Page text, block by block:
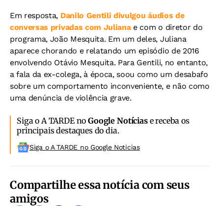
Em resposta, Danilo Gentili divulgou áudios de
conversas privadas com Julianae com o diretor do
programa, João Mesquita. Em um deles, Juliana
aparece chorando e relatando um episódio de 2016
envolvendo Otávio Mesquita. Para Gentili, no entanto,
a fala da ex-colega, à época, soou como um desabafo
sobre um comportamento inconveniente, e não como
uma denúncia de violência grave.
Siga o A TARDE noGoogle Notíciase receba os
principais destaques do dia.
Siga o A TARDE no Google Noticias
Compartilhe essa notícia com seus
amigos